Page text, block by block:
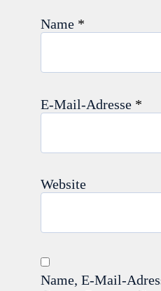
Name *
E-Mail-Adresse *
Website
Name, E-Mail-